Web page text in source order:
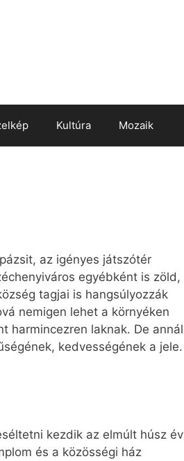
Kultúra Mozaik
az igényes játszótér
egyébként is zöld,
tagjai is hangsúlyozzák
nemigen lehet a környéken
harmincezren laknak. De annál
kedvességének a jele.
kezdik az elmúlt húsz év
és a közösségi ház